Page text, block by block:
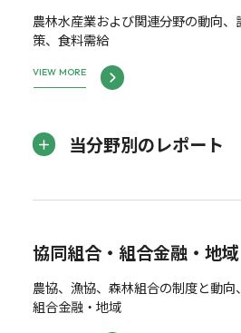
農林水産業および関連分野の動向
策、食料需給
VIEW MORE
当分野別のレポート
協同組合・組合金融・地域
農協、漁協、森林組合の制度と動向
組合金融・地域